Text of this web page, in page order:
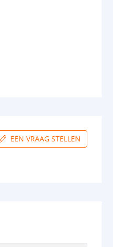
EEN VRAAG STELLEN